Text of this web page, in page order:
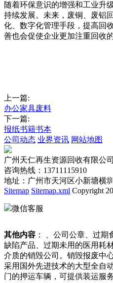
随着环保意识的增强和工业升
持续发展。未来，废铜、废铝
化、数字化管理手段，提高回
善也会促使企业更加注重回收
上一篇:
办公家具废料
下一篇:
报纸书籍书本
公司动态 业界资讯 网站地图
广州天仁再生资源回收有限公司
咨询热线：13711115910
地址：广州市天河区小新塘横
Sitemap Sitemap.xml Copyright
微信客服
其他内容 ： 、公司公章、过期
缺陷产品、过期未用的医用耗
介质的销毁公司。销毁报废中
采用国外先进技术的大型全自
门的押运车辆，可提供装运服